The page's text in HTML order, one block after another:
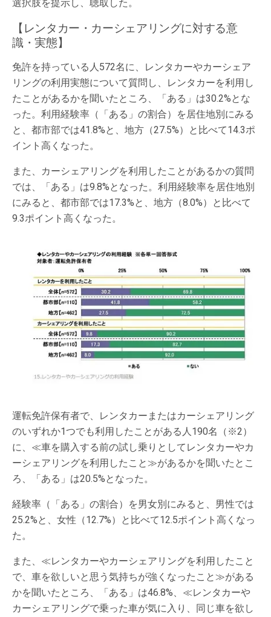
選択肢を提示し、聴取した。
【レンタカー・カーシェアリングに対する意
識・実態】
免許を持っている人572名に、レンタカーやカーシェア
リングの利用実態について質問し、レンタカーを利用し
たことがあるかを聞いたところ、「ある」は30.2%とな
った。利用経験率（「ある」の割合）を居住地別にみる
と、都市部では41.8%と、地方（27.5%）と比べて14.3ポ
イント高くなった。
また、カーシェアリングを利用したことがあるかの質問
では、「ある」は9.8%となった。利用経験率を居住地別
にみると、都市部では17.3%と、地方（8.0%）と比べて
9.3ポイント高くなった。
運転免許保有者で、レンタカーまたはカーシェアリング
のいずれか1つでも利用したことがある人190名（※2）
に、≪車を購入する前の試し乗りとしてレンタカーやカ
ーシェアリングを利用したこと≫があるかを聞いたとこ
ろ、「ある」は20.5%となった。
経験率（「ある」の割合）を男女別にみると、男性では
25.2%と、女性（12.7%）と比べて12.5ポイント高くなっ
た。
また、≪レンタカーやカーシェアリングを利用したこと
で、車を欲しいと思う気持ちが強くなったこと≫がある
かを聞いたところ、「ある」は46.8%、≪レンタカーや
カーシェアリングで乗った車が気に入り、同じ車を欲し